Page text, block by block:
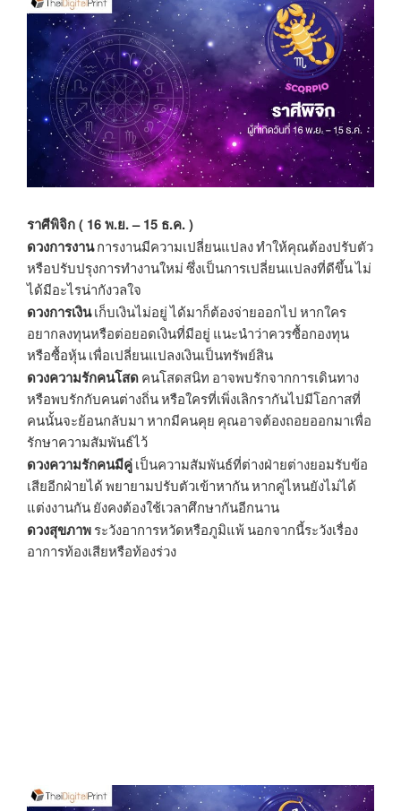
ราศีพิจิก ( 16 พ.ย. – 15 ธ.ค. )
ดวงการงานการงานมีความเปลี่ยนแปลง ทำให้คุณต้องปรับตัว
หรือปรับปรุงการทำงานใหม่ ซึ่งเป็นการเปลี่ยนแปลงที่ดีขึ้น ไม่
ได้มีอะไรน่ากังวลใจ
ดวงการเงินเก็บเงินไม่อยู่ ได้มาก็ต้องจ่ายออกไป หากใคร
อยากลงทุนหรือต่อยอดเงินที่มีอยู่ แนะนำว่าควรซื้อกองทุน
หรือซื้อหุ้น เพื่อเปลี่ยนแปลงเงินเป็นทรัพย์สิน
ดวงความรักคนโสด คนโสดสนิท อาจพบรักจากการเดินทาง
หรือพบรักกับคนต่างถิ่น หรือใครที่เพิ่งเลิกรากันไปมีโอกาสที่
คนนั้นจะย้อนกลับมา หากมีคนคุย คุณอาจต้องถอยออกมาเพื่อ
รักษาความสัมพันธ์ไว้
ดวงความรักคนมีคู่ เป็นความสัมพันธ์ที่ต่างฝ่ายต่างยอมรับข้อ
เสียอีกฝ่ายได้ พยายามปรับตัวเข้าหากัน หากคู่ไหนยังไม่ได้
แต่งงานกัน ยังคงต้องใช้เวลาศึกษากันอีกนาน
ดวงสุขภาพ ระวังอาการหวัดหรือภูมิแพ้ นอกจากนี้ระวังเรื่อง
อาการท้องเสียหรือท้องร่วง